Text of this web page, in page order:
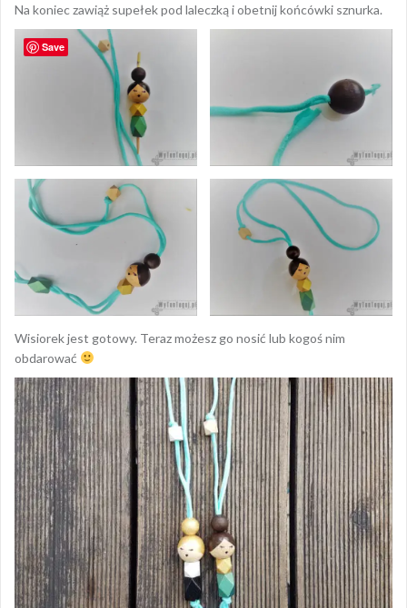
Na koniec zawiąż supełek pod laleczką i obetnij końcówki sznurka.
Wisiorek jest gotowy. Teraz możesz go nosić lub kogoś nim
obdarować
Save